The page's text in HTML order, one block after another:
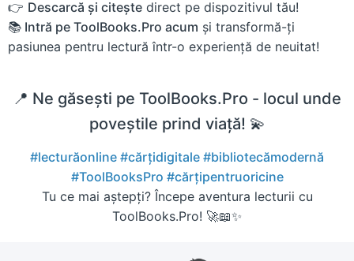
👉 Descarcă și citește direct pe dispozitivul tău!
📚 Intră pe ToolBooks.Pro acum și transformă-ți
pasiunea pentru lectură într-o experiență de neuitat!
📍 Ne găsești pe ToolBooks.Pro - locul unde
poveștile prind viață! 💫
#lecturăonline #cărțidigitale #bibliotecămodernă
#ToolBooksPro #cărțipentruoricine
Tu ce mai aștepți? Începe aventura lecturii cu
ToolBooks.Pro! 🚀📖✨